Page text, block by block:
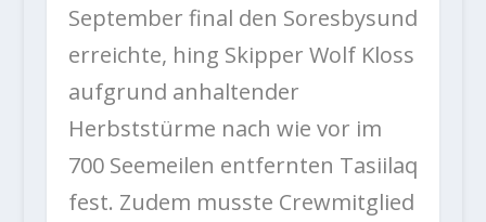
September final den Soresbysund
erreichte, hing Skipper Wolf Kloss
aufgrund anhaltender
Herbststürme nach wie vor im
700 Seemeilen entfernten Tasiilaq
fest. Zudem musste Crewmitglied